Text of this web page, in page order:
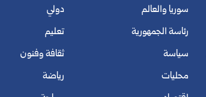
سوريا والعالم
رئاسة الجمهورية
سياسة
محليات
دولي
تعليم
ثقافة وفنون
رياضة